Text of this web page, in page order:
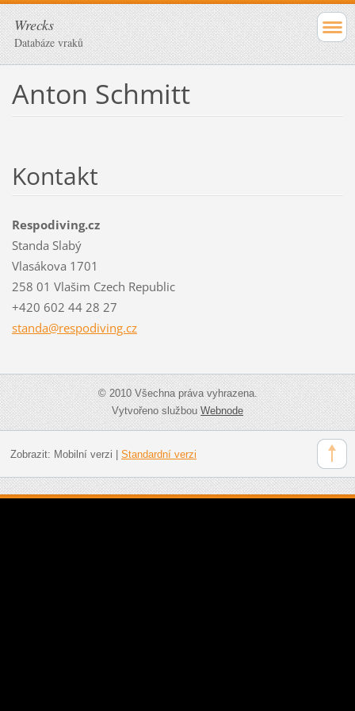
Wrecks
Databáze vraků
Anton Schmitt
Kontakt
Respodiving.cz
Standa Slabý
Vlasákova 1701
258 01 Vlašim Czech Republic
+420 602 44 28 27
standa@respodiving.cz
© 2010 Všechna práva vyhrazena.
Vytvořeno službouWebnode
Zobrazit: Mobilní verzi Standardní verzi